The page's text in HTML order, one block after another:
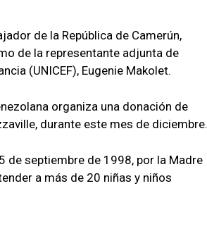
de la República de Camerún,
de la representante adjunta de
(UNICEF), Eugenie Makolet.
organiza una donación de
durante este mes de diciembre.
de septiembre de 1998, por la Madre
a más de 20 niñas y niños